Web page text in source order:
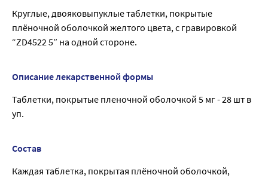
Круглые, двояковыпуклые таблетки, покрытые
плёночной оболочкой желтого цвета, с гравировкой
“ZD4522 5” на одной стороне.
Описание лекарственной формы
Таблетки, покрытые пленочной оболочкой 5 мг - 28 шт в
уп.
Состав
Каждая таблетка, покрытая плёночной оболочкой,